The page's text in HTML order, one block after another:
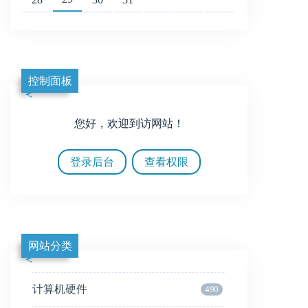
控制面板
您好，欢迎到访网站！
登录后台 查看权限
网站分类
计算机硬件 490